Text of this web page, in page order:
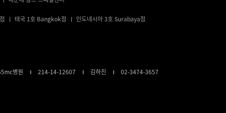
태국 1호 Bangkok점 인도네시아 3호 Surabaya점
병원 214-14-12607 김하진 02-3474-3657